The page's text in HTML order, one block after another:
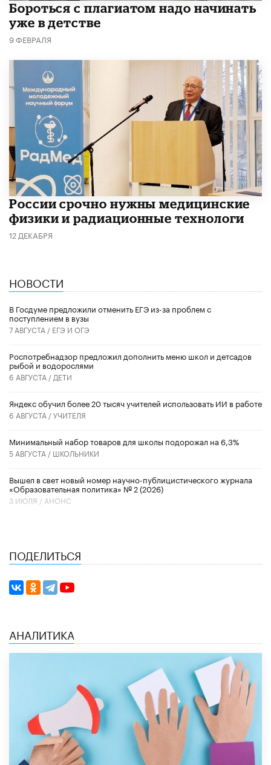
​Бороться с плагиатом надо начинать
уже в детстве
9 ФЕВРАЛЯ
России срочно нужны медицинские
физики и радиационные технологи
12 ДЕКАБРЯ
НОВОСТИ
В Госдуме предложили отменить ЕГЭ из-за проблем с
поступлением в вузы
7 АВГУСТА / ЕГЭ И ОГЭ
Роспотребнадзор предложил дополнить меню школ и детсадов
рыбой и водорослями
6 АВГУСТА / ДЕТИ
​Яндекс обучил более 20 тысяч учителей использовать ИИ в работе
6 АВГУСТА /УЧИТЕЛЯ
Минимальный набор товаров для школы подорожал на 6,3%
5 АВГУСТА / ШКОЛЬНИКИ
Вышел в свет новый номер научно-публицистического журнала
«Образовательная политика» № 2 (2026)
3 ИЮЛЯ / АНОНС
ПОДЕЛИТЬСЯ
АНАЛИТИКА